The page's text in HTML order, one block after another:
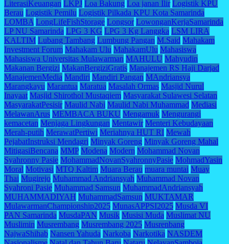
LiterasiKeuangan LKPJ Loa Bakung Loa janan Ilir Logistik KPU
Berau Logistik Pemilu Logistik Pilkada KPU Kota Samarinda
LOMBA LongLifeFishStorage Longsor LowonganKerjaSamarinda
LP NU Samarinda LPG 3 KG LPG 3 Kg Langgka LSM LIRA
KALTIM Lubang Tambang Lumbung Pangan M.Said Mahakam
Investment Forum Mahakam Ulu MahakamUlu Mahasiswa
Mahasiswa Universitas Mulawarman MAHULU Mahyudin
Makanan Bergizi MakanBergiziGratis Manajemen RS Haji Darjad
ManajemenMedia Mandiri Mandiri Pangan MAndriansya
Marangkayu Marantua Maratua Masalah Ormas Masjid Nurul
Inayaat Masjid Shirothol Mustaqiem Masyarakat Sulawesi Selatan
MasyarakatPesisir Maulid Nabi Maulid Nabi Muhammad Mediasi
MelawanArus MEMBACA BUKU Mengamuk Mengurangi
kemacetan Menjaga Lingkungan Mentawir Menteri Kebudayaan
Merah-putih MerawatPertiwi Meriahnya HUT RI Mewah
PejabatInstruksi Mendagri Minyak Goreng Minyak Goreng Mahal
MitigasiBencana MMP Modena Modern Mohammad Novan
Syahronny Pasie MohammadNovanSyahronnyPasie MohmadYasin
Moral Motivasi MTQ Kaltim Muara Berau muara muntai Muay
Thai Mugirejo Muhammad Andriansyah Muhammad Novan
Syahroni Pasie Muhammad Samsun MuhammadAndriansyah
MUHAMMADIYAH MuhammadSamsun MUKTAMAR
MulawarmanChampionship2025 MunasAPPSI2025 Musda VI
PAN Samarinda MusdaPAN Musik Musisi Muda Muslimat NU
Muslimin Musrembang Musrembang 2025 Musrenbang
NajwaShihab Nansen Yahuda Narkoba Narkotika NASDEM